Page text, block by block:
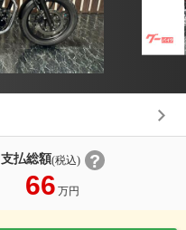
支払総額(税込)
66 万円